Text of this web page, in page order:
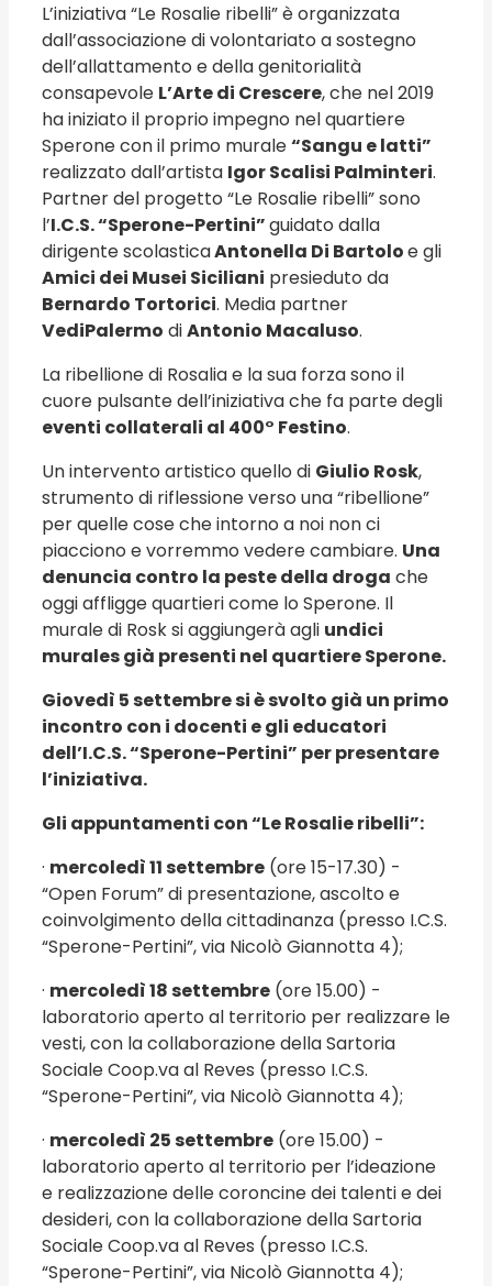
L’iniziativa “Le Rosalie ribelli” è organizzata
dall’associazione di volontariato a sostegno
dell’allattamento e della genitorialità
consapevole L’Arte di Crescere, che nel 2019
ha iniziato il proprio impegno nel quartiere
Sperone con il primo murale“Sangu e latti”
realizzato dall’artista Igor Scalisi Palminteri.
Partner del progetto “Le Rosalie ribelli” sono
l’I.C.S. “Sperone-Pertini”guidato dalla
dirigente scolasticaAntonella Di Bartoloe gli
Amici dei Musei Siciliani presieduto da
Bernardo Tortorici. Media partner
VediPalermo diAntonio Macaluso.
La ribellione di Rosalia e la sua forza sono il
cuore pulsante dell’iniziativa che fa parte degli
eventi collaterali al 400° Festino.
Un intervento artistico quello di Giulio Rosk,
strumento di riflessione verso una “ribellione”
per quelle cose che intorno a noi non ci
piacciono e vorremmo vedere cambiare. Una
denuncia contro la peste della droga che
oggi affligge quartieri come lo Sperone. Il
murale di Rosk si aggiungerà agli undici
murales già presenti nel quartiere Sperone.
Giovedì 5 settembre si è svolto già un primo
incontro con i docenti e gli educatori
dell’I.C.S. “Sperone-Pertini” per presentare
l’iniziativa.
Gli appuntamenti con “Le Rosalie ribelli”:
· mercoledì 11 settembre (ore 15-17.30) -
“Open Forum” di presentazione, ascolto e
coinvolgimento della cittadinanza (presso I.C.S.
“Sperone-Pertini”, via Nicolò Giannotta 4);
· mercoledì 18 settembre (ore 15.00) -
laboratorio aperto al territorio per realizzare le
vesti, con la collaborazione della Sartoria
Sociale Coop.va al Reves (presso I.C.S.
“Sperone-Pertini”, via Nicolò Giannotta 4);
· mercoledì 25 settembre (ore 15.00) -
laboratorio aperto al territorio per l’ideazione
e realizzazione delle coroncine dei talenti e dei
desideri, con la collaborazione della Sartoria
Sociale Coop.va al Reves (presso I.C.S.
“Sperone-Pertini”, via Nicolò Giannotta 4);